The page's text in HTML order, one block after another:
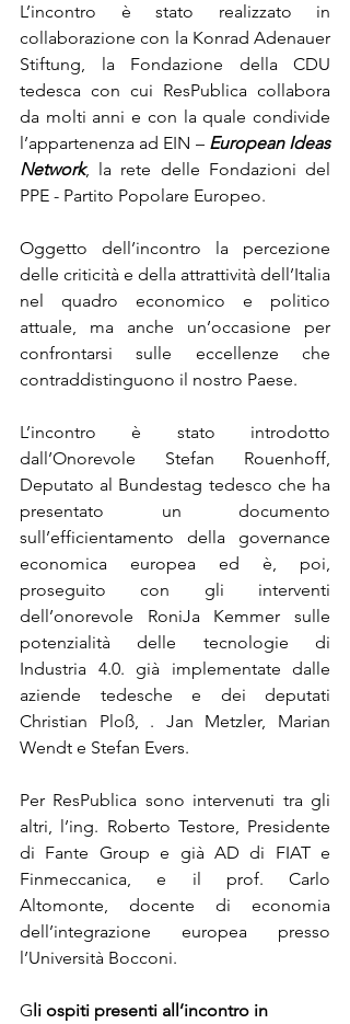
L’incontro è stato realizzato in
collaborazione con la Konrad Adenauer
Stiftung, la Fondazione della CDU
tedesca con cui ResPublica collabora
da molti anni e con la quale condivide
l’appartenenza ad EIN – European Ideas
Network, la rete delle Fondazioni del
PPE - Partito Popolare Europeo.
Oggetto dell’incontro la percezione
delle criticità e della attrattività dell’Italia
nel quadro economico e politico
attuale, ma anche un’occasione per
confrontarsi sulle eccellenze che
contraddistinguono il nostro Paese.
L’incontro è stato introdotto
dall’Onorevole Stefan Rouenhoff,
Deputato al Bundestag tedesco che ha
presentato un documento
sull’efficientamento della governance
economica europea ed è, poi,
proseguito con gli interventi
dell’onorevole RoniJa Kemmer sulle
potenzialità delle tecnologie di
Industria 4.0. già implementate dalle
aziende tedesche e dei deputati
Christian Ploß, . Jan Metzler, Marian
Wendt e Stefan Evers.
Per ResPublica sono intervenuti tra gli
altri, l’ing. Roberto Testore, Presidente
di Fante Group e già AD di FIAT e
Finmeccanica, e il prof. Carlo
Altomonte, docente di economia
dell’integrazione europea presso
l’Università Bocconi.
Gli ospiti presenti all’incontro in